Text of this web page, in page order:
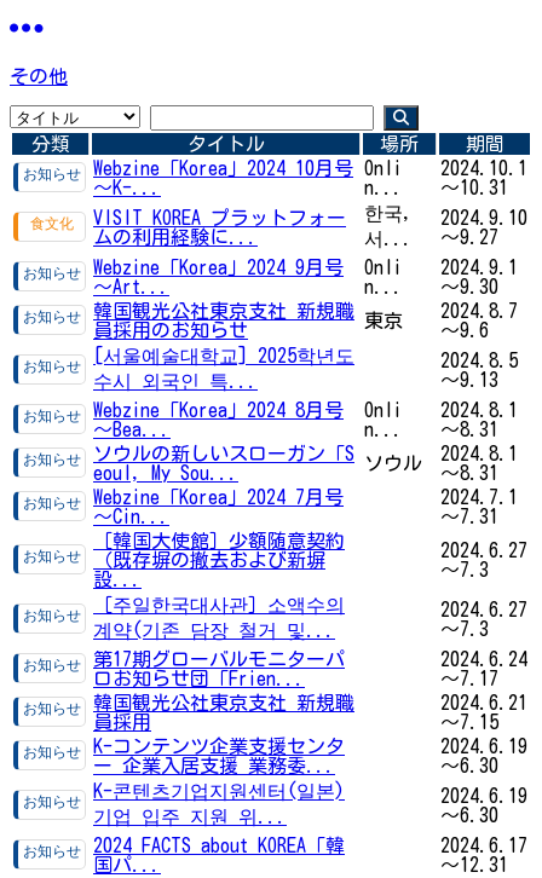
その他
分類 タイトル 場所
期間
Webzine「Korea」2024 10月号
～K-...
Onli
n...
2024.10.1
～10.31
VISIT KOREA プラットフォー
ムの利用経験に...
한국,
서...
2024.9.10
～9.27
Webzine「Korea」2024 9月号
～Art...
Onli
n...
2024.9.1
～9.30
韓国観光公社東京支社 新規職
員採用のお知らせ
東京
2024.8.7
～9.6
[서울예술대학교] 2025학년도
수시 외국인 특...
2024.8.5
～9.13
Webzine「Korea」2024 8月号
～Bea...
Onli
n...
2024.8.1
～8.31
ソウルの新しいスローガン「S
eoul, My Sou...
ソウル
2024.8.1
～8.31
Webzine「Korea」2024 7月号
～Cin...
2024.7.1
～7.31
［韓国大使館］少額随意契約
（既存塀の撤去および新塀
設...
2024.6.27
～7.3
［주일한국대사관］소액수의
계약(기존 담장 철거 및...
2024.6.27
～7.3
第17期グローバルモニターパ
ロお知らせ団「Frien...
2024.6.24
～7.17
韓国観光公社東京支社 新規職
員採用
2024.6.21
～7.15
K-コンテンツ企業支援センタ
ー 企業入居支援 業務委...
2024.6.19
～6.30
K-콘텐츠기업지원센터(일본)
기업 입주 지원 위...
2024.6.19
～6.30
2024 FACTS about KOREA「韓
国パ...
2024.6.17
～12.31